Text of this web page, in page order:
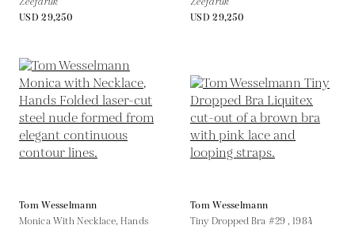
USD 29,250
USD 29,250
Tom Wesselmann
Monica With Necklace, Hands
Tom Wesselmann
Tiny Dropped Bra #29 ,1984